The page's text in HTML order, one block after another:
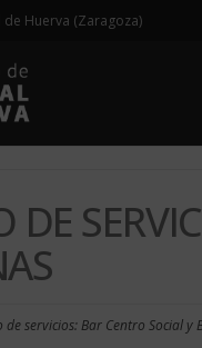
de Huerva (Zaragoza)
DE
de servicios: Bar Centro Social y